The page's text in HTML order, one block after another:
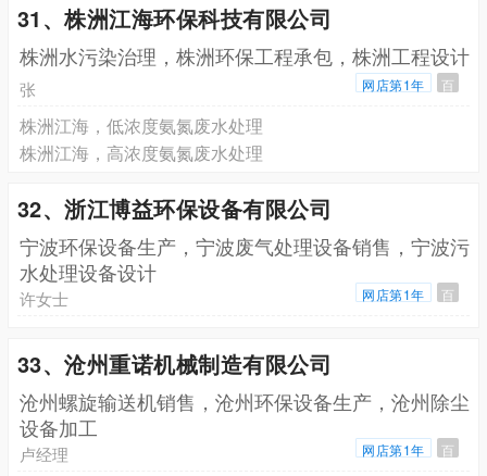
31、株洲江海环保科技有限公司
株洲水污染治理，株洲环保工程承包，株洲工程设计
张 网店第1年 百
株洲江海，低浓度氨氮废水处理
株洲江海，高浓度氨氮废水处理
32、浙江博益环保设备有限公司
宁波环保设备生产，宁波废气处理设备销售，宁波污
水处理设备设计
许女士 网店第1年 百
33、沧州重诺机械制造有限公司
沧州螺旋输送机销售，沧州环保设备生产，沧州除尘
设备加工
卢经理 网店第1年 百